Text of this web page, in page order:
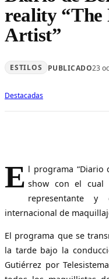
reality “The
Artist”
ESTILOS PUBLICADO23
Destacadas
E l programa “Diario
show con el cual
representante
internacional de
El programa que se
la tarde bajo la
Gutiérrez por